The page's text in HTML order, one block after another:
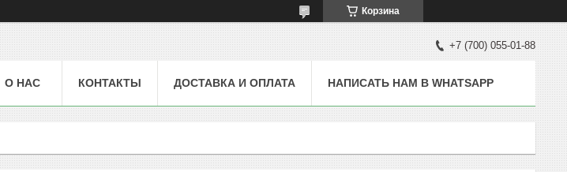
Корзина
+7 (700) 055-01-88
О НАС КОНТАКТЫ ДОСТАВКА И ОПЛАТА НАПИСАТЬ НАМ В WHATSAPP